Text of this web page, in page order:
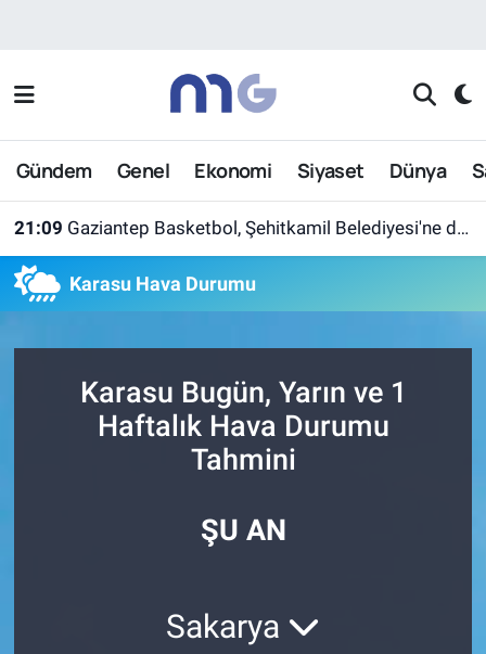
Gündem Genel Ekonomi Siyaset Dünya
21:09 Gaziantep Basketbol, Şehitkamil Belediyesi'ne devredildi
Karasu Hava Durumu
Karasu Bugün, Yarın ve 1
Haftalık Hava Durumu
Tahmini
ŞU AN
Sakarya
Nöbetçi Eczaneler
Hava Durumu
Son Dakika Haberleri